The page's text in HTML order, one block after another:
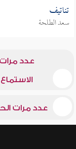
تناتيف
سعد الطلحة
عدد مرات
الاستماع
عدد مرات